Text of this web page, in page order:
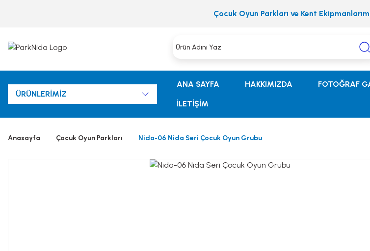
Çocuk Oyun Parkları ve Kent
ÜRÜNLERİMİZ
ANA SAYFA HAKKIMIZDA FOTOĞRAF
İLETİŞİM
Anasayfa Çocuk Oyun Parkları Nida-06 Nida Seri Çocuk Oyun Grubu